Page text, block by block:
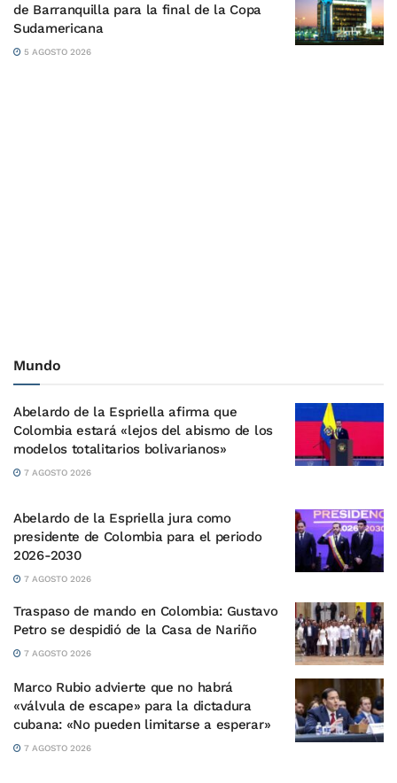
de Barranquilla para la final de la Copa
Sudamericana
5 AGOSTO 2026
Mundo
Abelardo de la Espriella afirma que
Colombia estará «lejos del abismo de los
modelos totalitarios bolivarianos»
7 AGOSTO 2026
Abelardo de la Espriella jura como
presidente de Colombia para el periodo
2026-2030
7 AGOSTO 2026
Traspaso de mando en Colombia: Gustavo
Petro se despidió de la Casa de Nariño
7 AGOSTO 2026
Marco Rubio advierte que no habrá
«válvula de escape» para la dictadura
cubana: «No pueden limitarse a esperar»
7 AGOSTO 2026